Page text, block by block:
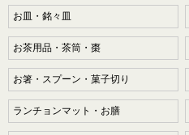
お皿・銘々皿
お茶用品・茶筒・棗
お箸・スプーン・菓子切り
ランチョンマット・お膳